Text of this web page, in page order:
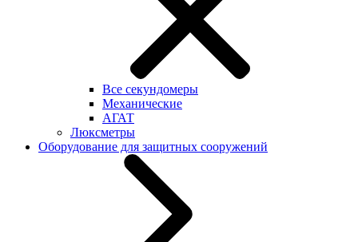
Все секундомеры
Механические
АГАТ
Люксметры
Оборудование для защитных сооружений